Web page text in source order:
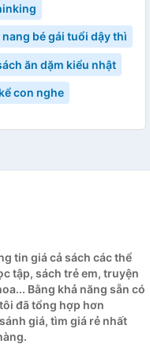
nang bé gái tuổi dậy thì
ăn dặm kiểu nhật
con nghe
tin giá cả sách các thể
tập, sách trẻ em, truyện
Bằng khả năng sẵn có
đã tổng hợp hơn
giá, tìm giá rẻ nhất